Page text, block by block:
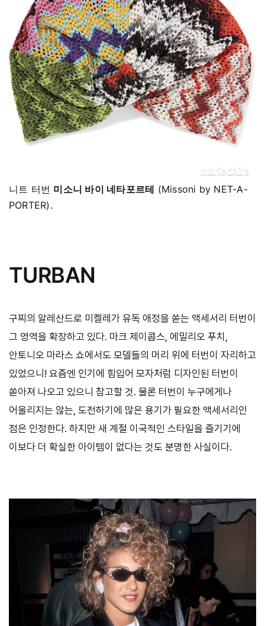
니트 터번 미소니 바이 네타포르테 (Missoni by NET-A-
PORTER).
TURBAN
구찌의 알레산드로 미켈레가 유독 애정을 쏟는 액세서리 터번이
그 영역을 확장하고 있다. 마크 제이콥스, 에밀리오 푸치,
안토니오 마라스 쇼에서도 모델들의 머리 위에 터번이 자리하고
있었으니! 요즘엔 인기에 힘입어 모자처럼 디자인된 터번이
쏟아져 나오고 있으니 참고할 것. 물론 터번이 누구에게나
어울리지는 않는, 도전하기에 많은 용기가 필요한 액세서리인
점은 인정한다. 하지만 새 계절 이국적인 스타일을 즐기기에
이보다 더 확실한 아이템이 없다는 것도 분명한 사실이다.